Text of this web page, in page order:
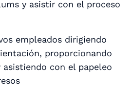
y asistir con el proceso
empleados dirigiendo
proporcionando
con el papeleo